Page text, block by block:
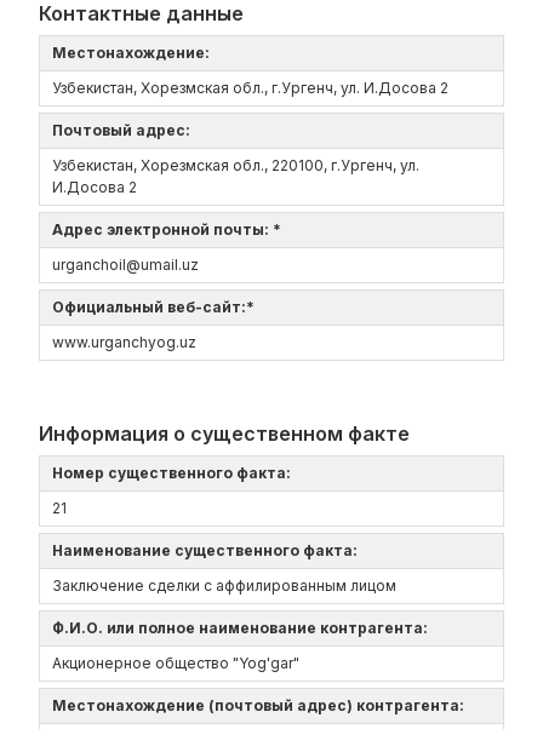
Контактные данные
Местонахождение:
Узбекистан, Хорезмская обл., г.Ургенч, ул. И.Досова 2
Почтовый адрес:
Узбекистан, Хорезмская обл., 220100, г.Ургенч, ул.
И.Досова 2
Адрес электронной почты: *
urganchoil@umail.uz
Официальный веб-сайт:*
www.urganchyog.uz
Информация о существенном факте
Номер существенного факта:
21
Наименование существенного факта:
Заключение сделки с аффилированным лицом
Ф.И.О. или полное наименование контрагента:
Акционерное общество "Yog'gar"
Местонахождение (почтовый адрес) контрагента: